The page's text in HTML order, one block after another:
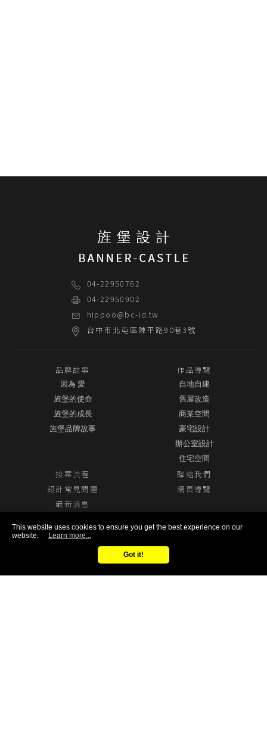
04-22950762
04-22950902
hippoo@bc-id.tw
台中市北屯區陳平路90巷3號
品牌故事
因為 愛
旌堡的使命
旌堡的成長
旌堡品牌故事
作品導覽
自地自建
舊屋改造
商業空間
豪宅設計
辦公室設計
住宅空間
接案流程
設計常見問題
最新消息
聯絡我們
網頁導覽
諮詢專線
0800-525-188
This website uses cookies to ensure you get the best experience on our
website.
Learn more...
Got it!